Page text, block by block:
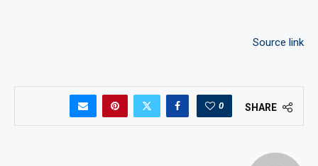
Source link
SHARE
0